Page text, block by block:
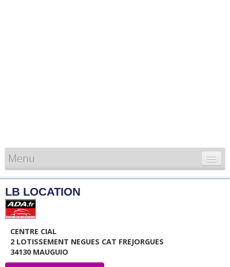
Menu
CARTE DE FRANCE
LB LOCATION
CENTRE CIAL
2 LOTISSEMENT NEGUES CAT FREJORGUES
34130 MAUGUIO